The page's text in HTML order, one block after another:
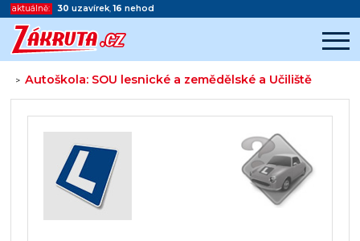
aktuálně: 30 uzavírek,16 nehod
>Autoškola: SOU lesnické a zemědělské a Učiliště
Začátek reklamy
Konec reklamy